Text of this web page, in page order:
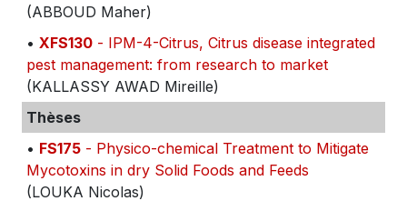
(ABBOUD Maher)
• XFS130 - IPM-4-Citrus, Citrus disease integrated
pest management: from research to market
(KALLASSY AWAD Mireille)
Thèses
• FS175 - Physico-chemical Treatment to Mitigate
Mycotoxins in dry Solid Foods and Feeds
(LOUKA Nicolas)